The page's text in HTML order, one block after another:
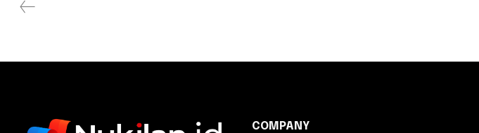
COMPANY